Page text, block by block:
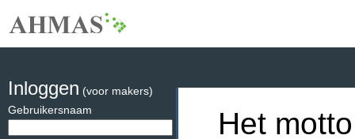
Het
Inloggen (voor makers)
Gebruikersnaam